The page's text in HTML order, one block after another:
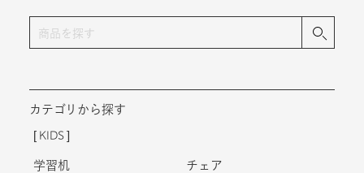
カテゴリから探す
KIDS
学習机 チェア